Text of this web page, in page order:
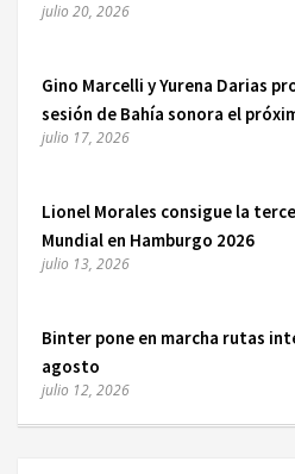
julio 20, 2026
Gino Marcelli y Yurena Darias
sesión de Bahía sonora el
julio 17, 2026
Lionel Morales consigue la
Mundial en Hamburgo 2026
julio 13, 2026
Binter pone en marcha rutas
agosto
julio 12, 2026